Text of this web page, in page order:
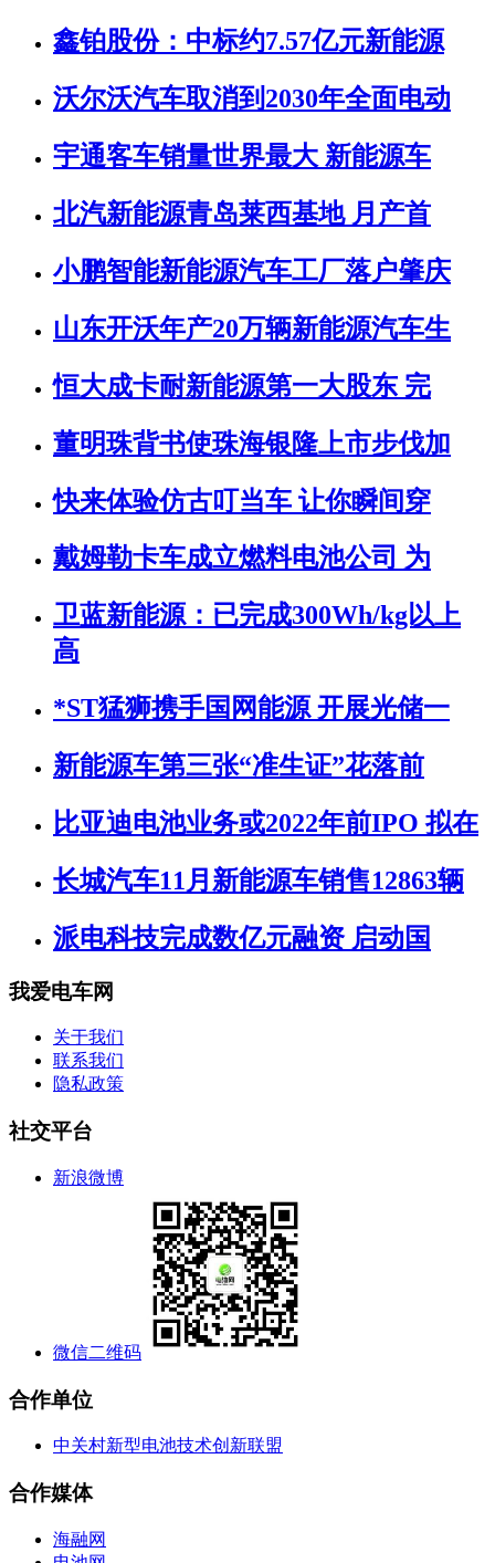
鑫铂股份：中标约7.57亿元新能源
沃尔沃汽车取消到2030年全面电动
宇通客车销量世界最大 新能源车
北汽新能源青岛莱西基地 月产首
小鹏智能新能源汽车工厂落户肇庆
山东开沃年产20万辆新能源汽车生
恒大成卡耐新能源第一大股东 完
董明珠背书使珠海银隆上市步伐加
快来体验仿古叮当车 让你瞬间穿
戴姆勒卡车成立燃料电池公司 为
卫蓝新能源：已完成300Wh/kg以上
高
*ST猛狮携手国网能源 开展光储一
新能源车第三张“准生证”花落前
比亚迪电池业务或2022年前IPO 拟在
长城汽车11月新能源车销售12863辆
派电科技完成数亿元融资 启动国
我爱电车网
关于我们
联系我们
隐私政策
社交平台
新浪微博
微信二维码
合作单位
中关村新型电池技术创新联盟
合作媒体
海融网